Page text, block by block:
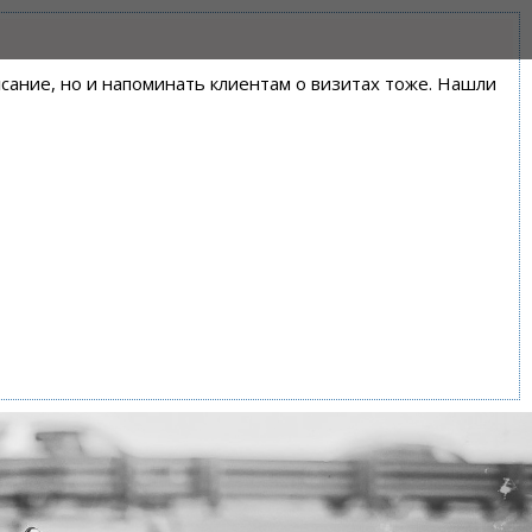
но и напоминать клиентам о визитах тоже. Нашли